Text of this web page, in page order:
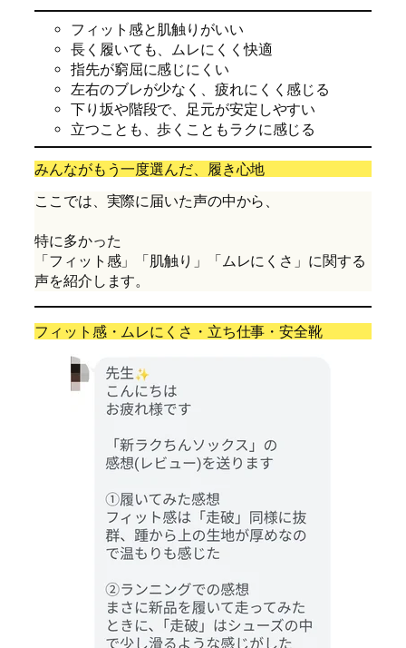
フィット感と肌触りがいい
長く履いても、ムレにくく快適
指先が窮屈に感じにくい
左右のブレが少なく、疲れにくく感じる
下り坂や階段で、足元が安定しやすい
立つことも、歩くこともラクに感じる
みんながもう一度選んだ、履き心地
ここでは、実際に届いた声の中から、
特に多かった
「フィット感」「肌触り」「ムレにくさ」に関する
声を紹介します。
フィット感・ムレにくさ・立ち仕事・安全靴